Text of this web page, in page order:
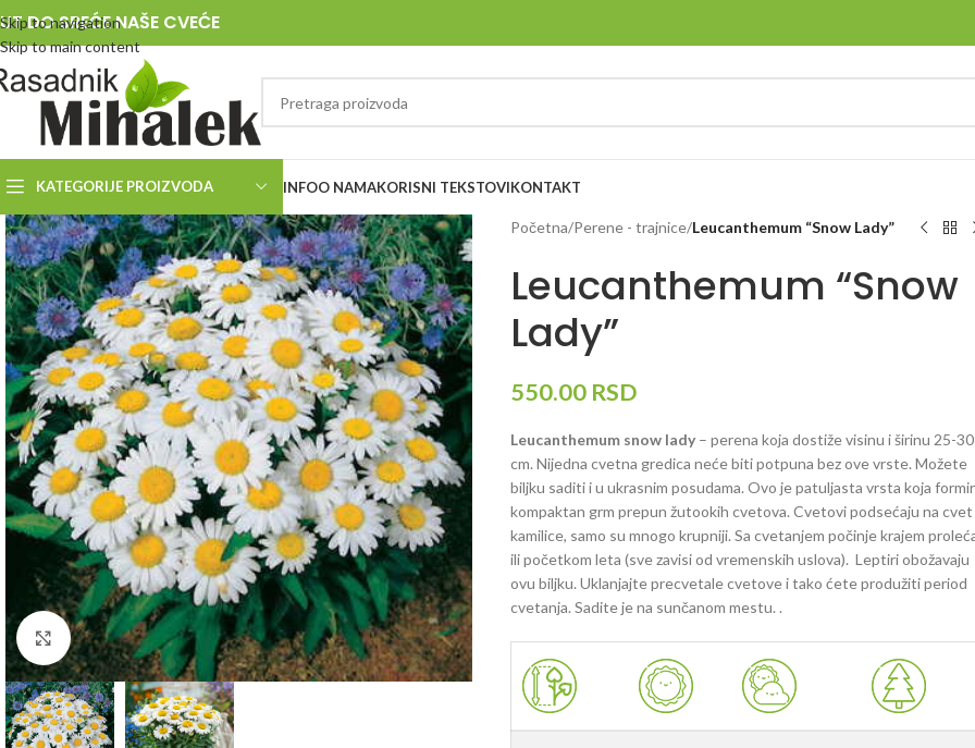
Skip to navigation
Skip to main content
DO SREĆE NAŠE CVEĆE
KATEGORIJE PROIZVODA INFOO NAMAKORISNI TEKSTOVIKONTAKT
Klknite da uvećate
Početna/Perene - trajnice/Leucanthemum “Snow Lady”
Leucanthemum “Snow
Lady”
550.00 RSD
Leucanthemum snow lady – perena koja dostiže visinu i širinu 25-30
cm. Nijedna cvetna gredica neće biti potpuna bez ove vrste. Možete
biljku saditi i u ukrasnim posudama. Ovo je patuljasta vrsta koja
kompaktan grm prepun žutookih cvetova. Cvetovi podsećaju na cvet
kamilice, samo su mnogo krupniji. Sa cvetanjem počinje krajem
ili početkom leta (sve zavisi od vremenskih uslova). Leptiri obožavaju
ovu biljku. Uklanjajte precvetale cvetove i tako ćete produžiti period
cvetanja. Sadite je na sunčanom mestu. .